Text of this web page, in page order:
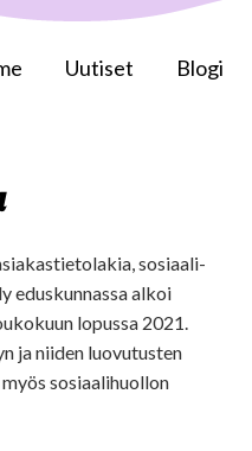
Uutiset Blogi
sosiaali-
eduskunnassa alkoi
lopussa 2021.
ja niiden luovutusten
sosiaalihuollon